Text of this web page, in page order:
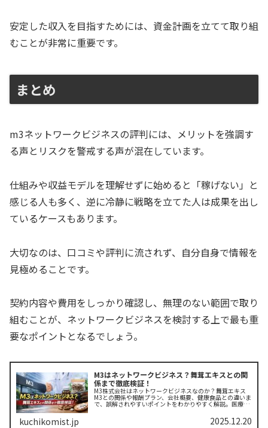
安定した収入を目指すためには、資金計画を立てて取り組
むことが非常に重要です。
まとめ
m3ネットワークビジネスの評判には、メリットを強調す
る声とリスクを警戒する声が混在しています。
仕組みや収益モデルを理解せずに始めると「稼げない」と
感じる人も多く、逆に冷静に戦略を立てた人は成果を出し
ているケースもあります。
大切なのは、口コミや評判に流されず、自分自身で情報を
見極めることです。
契約内容や費用をしっかり確認し、無理のない範囲で取り
組むことが、ネットワークビジネスを検討する上で最も重
要なポイントとなるでしょう。
M3はネットワークビジネス？舞茸エキスとの関
係まで徹底検証！
M3株式会社はネットワークビジネスなのか？舞茸エキス
M3との関係や報酬プラン、会社概要、健康食品との違いま
で、誤解されやすいポイントをわかりやすく解説。医療
×ITの上場企業の実態を知ろう！
kuchikomist.jp 2025.12.20